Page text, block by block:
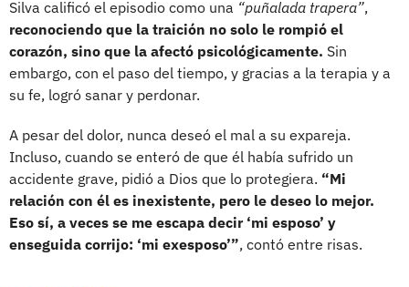
Silva calificó el episodio como una “puñalada trapera”,
reconociendo que la traición no solo le rompió el
corazón, sino que la afectó psicológicamente. Sin
embargo, con el paso del tiempo, y gracias a la terapia y a
su fe, logró sanar y perdonar.
A pesar del dolor, nunca deseó el mal a su expareja.
Incluso, cuando se enteró de que él había sufrido un
accidente grave, pidió a Dios que lo protegiera. “Mi
relación con él es inexistente, pero le deseo lo mejor.
Eso sí, a veces se me escapa decir ‘mi esposo’ y
enseguida corrijo: ‘mi exesposo’”, contó entre risas.